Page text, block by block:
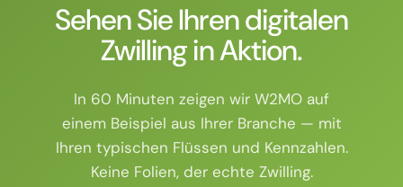
Sehen Sie Ihren digitalen
Zwilling in Aktion.
In 60 Minuten zeigen wir W2MO auf
einem Beispiel aus Ihrer Branche — mit
Ihren typischen Flüssen und Kennzahlen.
Keine Folien, der echte Zwilling.